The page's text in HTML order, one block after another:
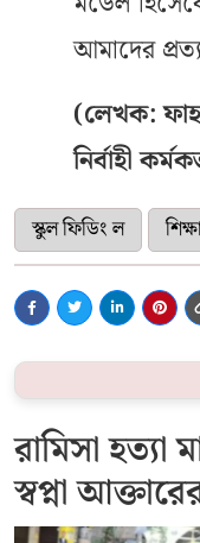
আমাদের
(লেখক:
নির্বাহী
স্কুল ফিডিং ল
রামিসা
স্বপ্না